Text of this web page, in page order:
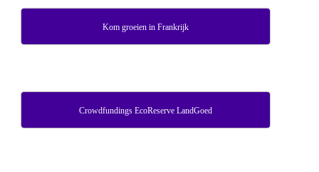
Kom groeien in Frankrijk
Crowdfundings EcoReserve LandGoed